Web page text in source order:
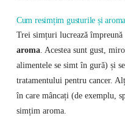
Cum resimțim gusturile și
Trei simțuri lucrează împreună
aroma. Acestea sunt gust,
alimentele se simt în gură) și
tratamentului pentru cancer.
în care mâncați (de exemplu,
simțim aroma.